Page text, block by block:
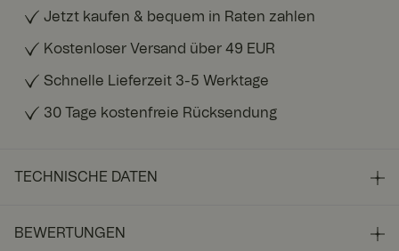
Jetzt kaufen & bequem in Raten zahlen
Kostenloser Versand über 49 EUR
Schnelle Lieferzeit 3-5 Werktage
30 Tage kostenfreie Rücksendung
TECHNISCHE DATEN
BEWERTUNGEN